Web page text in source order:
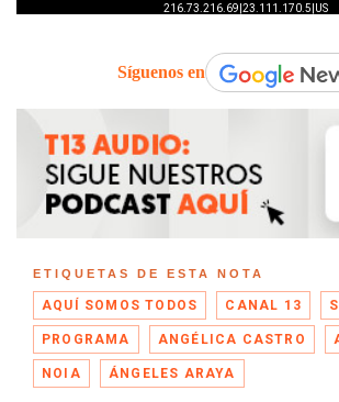
Síguenos en
ETIQUETAS DE ESTA NOTA
AQUÍ SOMOS TODOS CANAL 13
PROGRAMA ANGÉLICA CASTRO
NOIA ÁNGELES ARAYA